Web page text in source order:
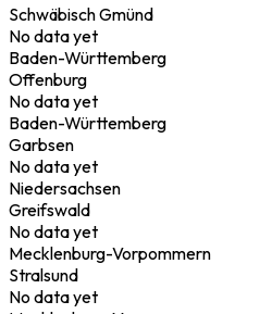
Schwäbisch Gmünd
No data yet
Baden-Württemberg
Offenburg
No data yet
Baden-Württemberg
Garbsen
No data yet
Niedersachsen
Greifswald
No data yet
Mecklenburg-Vorpommern
Stralsund
No data yet